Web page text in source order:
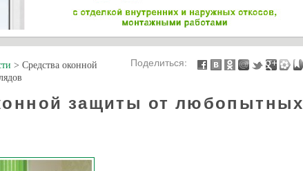
Поделиться:
> Средства оконной
защиты от любопытных